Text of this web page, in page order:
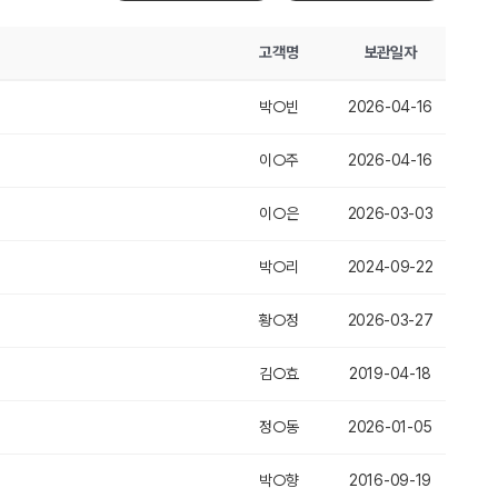
고객명 보관일자
박○빈 2026-04-16
이○주 2026-04-16
이○은 2026-03-03
박○리 2024-09-22
황○정 2026-03-27
김○효 2019-04-18
정○동 2026-01-05
박○향 2016-09-19